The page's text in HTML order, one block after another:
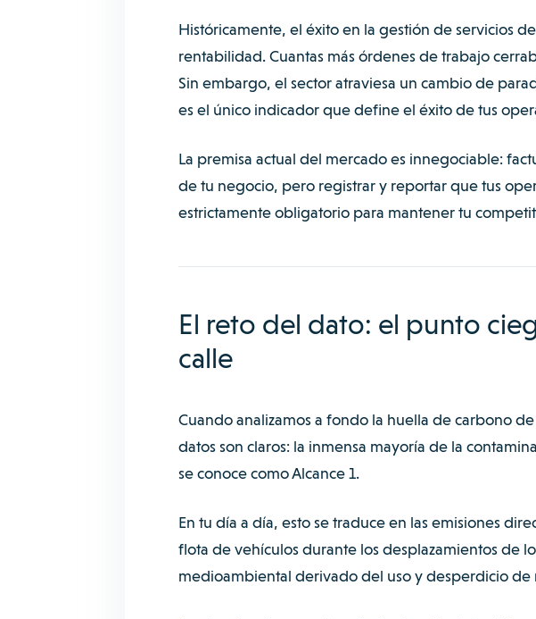
Históricamente, el éxito en la gestión de servicios
rentabilidad. Cuantas más órdenes de trabajo
Sin embargo, el sector atraviesa un cambio de
es el único indicador que define el éxito de tus
La premisa actual del mercado es innegociable:
de tu negocio, pero registrar y reportar que tus
estrictamente obligatorio para mantener tu
El reto del dato: el punto
calle
Cuando analizamos a fondo la huella de carbono
datos son claros: la inmensa mayoría de la
se conoce como Alcance 1.
En tu día a día, esto se traduce en las emisiones
flota de vehículos durante los desplazamientos de
medioambiental derivado del uso y desperdicio de